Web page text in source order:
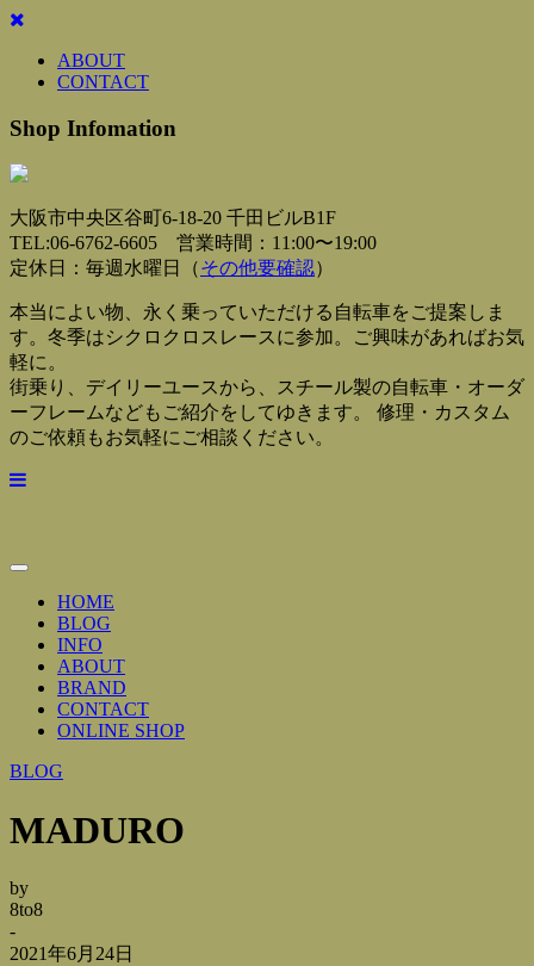
ABOUT
CONTACT
Shop Infomation
大阪市中央区谷町6-18-20 千田ビルB1F
TEL:06-6762-6605 営業時間：11:00〜19:00
定休日：毎週水曜日（その他要確認）
本当によい物、永く乗っていただける自転車をご提案しま
す。冬季はシクロクロスレースに参加。ご興味があればお気
軽に。
街乗り、デイリーユースから、スチール製の自転車・オーダ
ーフレームなどもご紹介をしてゆきます。 修理・カスタム
のご依頼もお気軽にご相談ください。
Toggle
Navigation
HOME
BLOG
INFO
ABOUT
BRAND
CONTACT
ONLINE SHOP
BLOG
MADURO
by
8to8
-
2021年6月24日